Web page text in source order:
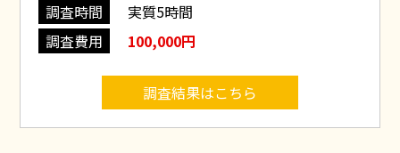
調査時間
実質5時間
調査費用
100,000円
調査結果はこちら